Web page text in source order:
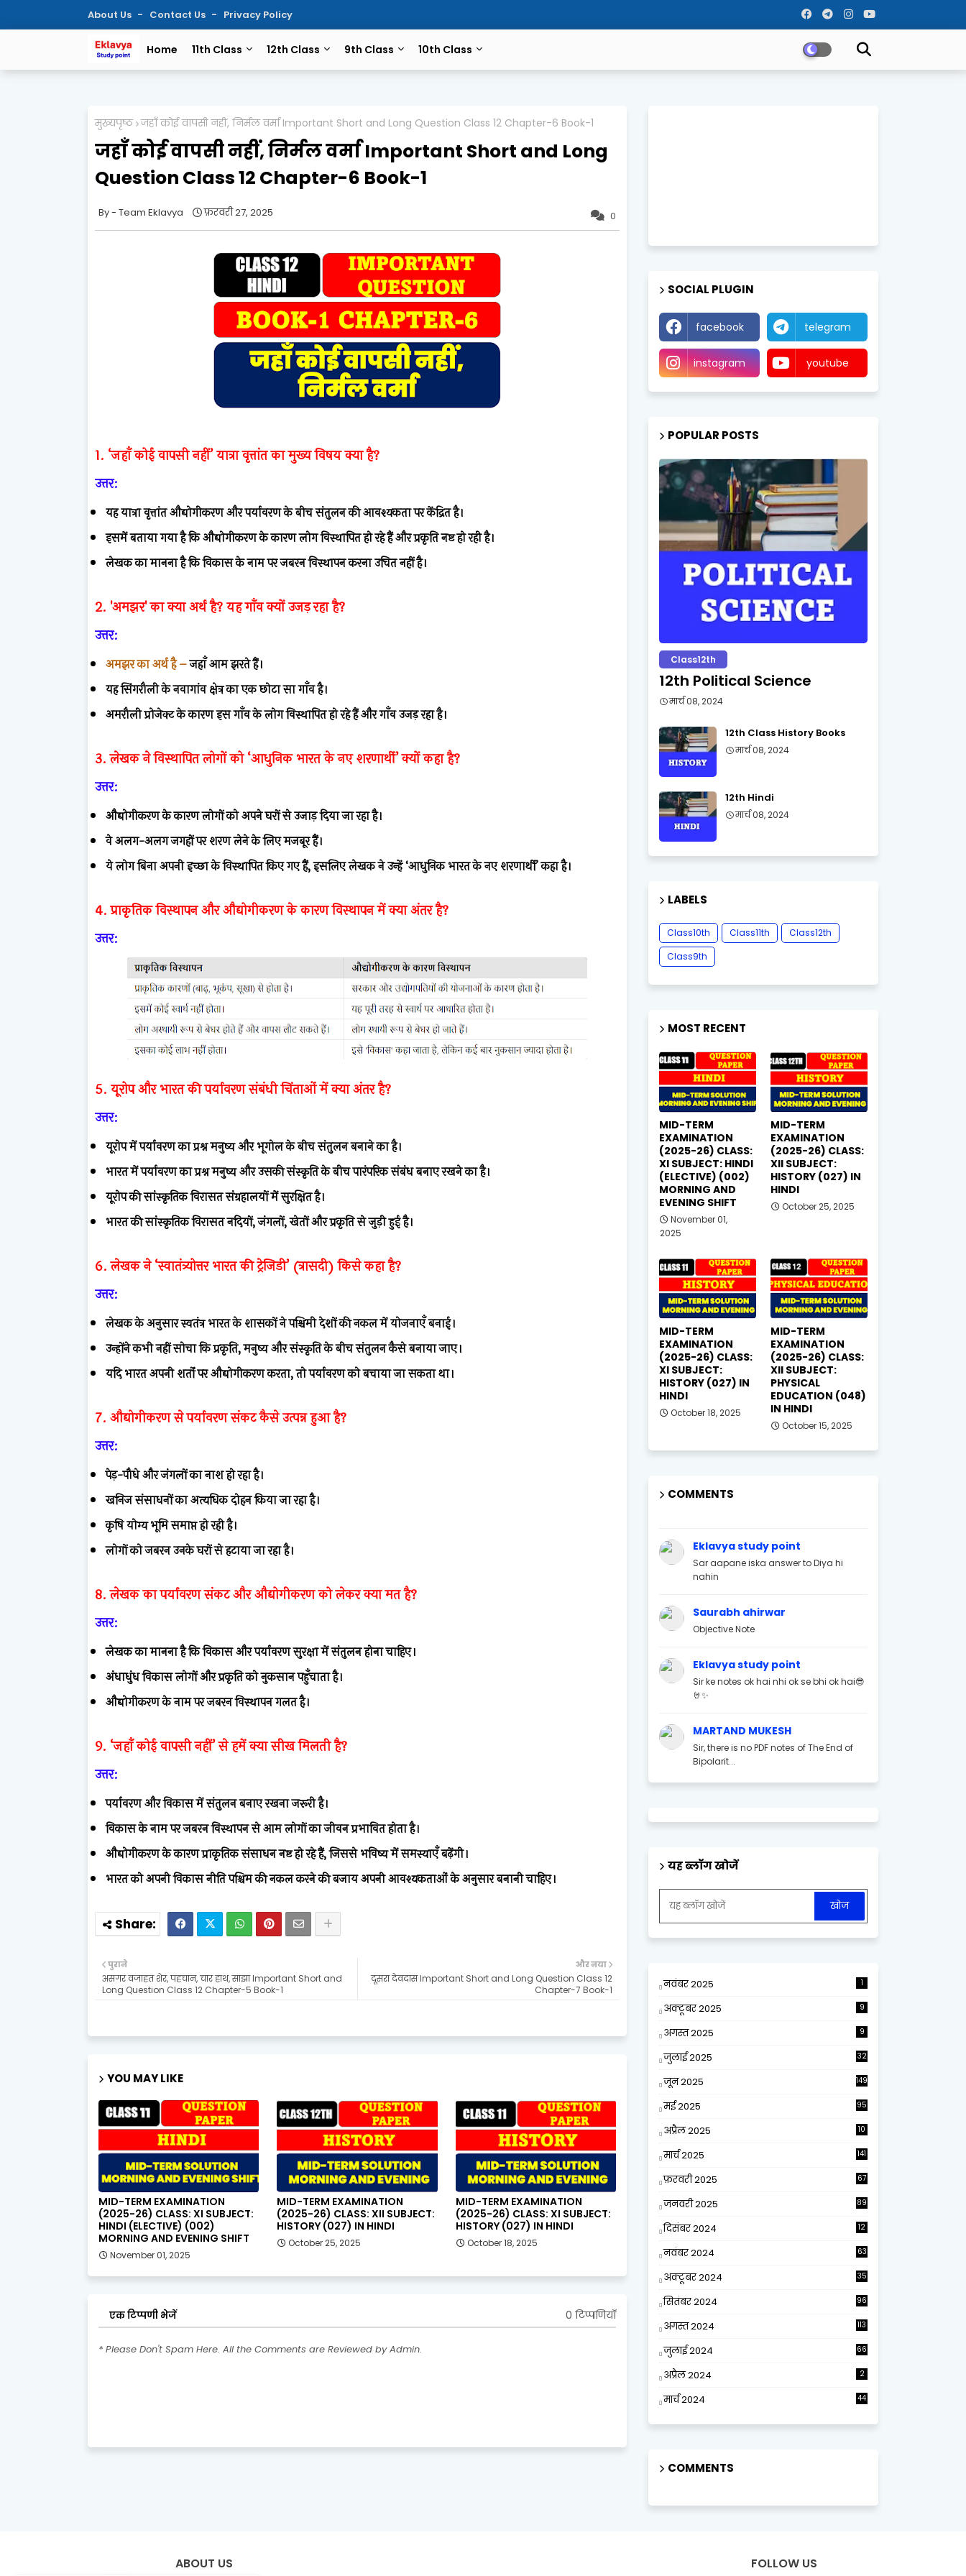
About Us Contact Us Privacy Policy
Home 11th Class 12th Class 9th Class 10th Class
मुख्यपृष्ठ जहाँ कोई वापसी नहीं, निर्मल वर्मा Important Short and Long Question Class 12 Chapter-6 Book-1
जहाँ कोई वापसी नहीं, निर्मल वर्मा Important Short and Long
Question Class 12 Chapter-6 Book-1
0
Team Eklavya फ़रवरी 27, 2025
1. ‘जहाँ कोई वापसी नहीं’ यात्रा वृत्तांत का मुख्य विषय क्या है?
उत्तर:
यह यात्रा वृत्तांत औद्योगीकरण और पर्यावरण के बीच संतुलन की आवश्यकता पर केंद्रित है।
इसमें बताया गया है कि औद्योगीकरण के कारण लोग विस्थापित हो रहे हैं और प्रकृति नष्ट हो रही है।
लेखक का मानना है कि विकास के नाम पर जबरन विस्थापन करना उचित नहीं है।
2. 'अमझर' का क्या अर्थ है? यह गाँव क्यों उजड़ रहा है?
उत्तर:
अमझर का अर्थ है –जहाँ आम झरते हैं।
यह सिंगरौली के नवागांव क्षेत्र का एक छोटा सा गाँव है।
अमरौली प्रोजेक्ट के कारण इस गाँव के लोग विस्थापित हो रहे हैं और गाँव उजड़ रहा है।
3. लेखक ने विस्थापित लोगों को ‘आधुनिक भारत के नए शरणार्थी’ क्यों कहा है?
उत्तर:
औद्योगीकरण के कारण लोगों को अपने घरों से उजाड़ दिया जा रहा है।
वे अलग-अलग जगहों पर शरण लेने के लिए मजबूर हैं।
ये लोग बिना अपनी इच्छा के विस्थापित किए गए हैं, इसलिए लेखक ने उन्हें ‘आधुनिक भारत के नए शरणार्थी’ कहा है।
4. प्राकृतिक विस्थापन और औद्योगीकरण के कारण विस्थापन में क्या अंतर है?
उत्तर:
5. यूरोप और भारत की पर्यावरण संबंधी चिंताओं में क्या अंतर है?
उत्तर:
यूरोप में पर्यावरण का प्रश्न मनुष्य और भूगोल के बीच संतुलन बनाने का है।
भारत में पर्यावरण का प्रश्न मनुष्य और उसकी संस्कृति के बीच पारंपरिक संबंध बनाए रखने का है।
यूरोप की सांस्कृतिक विरासत संग्रहालयों में सुरक्षित है।
भारत की सांस्कृतिक विरासत नदियों, जंगलों, खेतों और प्रकृति से जुड़ी हुई है।
6. लेखक ने ‘स्वातंत्र्योत्तर भारत की ट्रेजिडी’ (त्रासदी) किसे कहा है?
उत्तर:
लेखक के अनुसार स्वतंत्र भारत के शासकों ने पश्चिमी देशों की नकल में योजनाएँ बनाई।
उन्होंने कभी नहीं सोचा कि प्रकृति, मनुष्य और संस्कृति के बीच संतुलन कैसे बनाया जाए।
यदि भारत अपनी शर्तों पर औद्योगीकरण करता, तो पर्यावरण को बचाया जा सकता था।
7. औद्योगीकरण से पर्यावरण संकट कैसे उत्पन्न हुआ है?
उत्तर:
पेड़-पौधे और जंगलों का नाश हो रहा है।
खनिज संसाधनों का अत्यधिक दोहन किया जा रहा है।
कृषि योग्य भूमि समाप्त हो रही है।
लोगों को जबरन उनके घरों से हटाया जा रहा है।
8. लेखक का पर्यावरण संकट और औद्योगीकरण को लेकर क्या मत है?
उत्तर:
लेखक का मानना है कि विकास और पर्यावरण सुरक्षा में संतुलन होना चाहिए।
अंधाधुंध विकास लोगों और प्रकृति को नुकसान पहुँचाता है।
औद्योगीकरण के नाम पर जबरन विस्थापन गलत है।
9. ‘जहाँ कोई वापसी नहीं’ से हमें क्या सीख मिलती है?
उत्तर:
पर्यावरण और विकास में संतुलन बनाए रखना जरूरी है।
विकास के नाम पर जबरन विस्थापन से आम लोगों का जीवन प्रभावित होता है।
औद्योगीकरण के कारण प्राकृतिक संसाधन नष्ट हो रहे हैं, जिससे भविष्य में समस्याएँ बढ़ेंगी।
भारत को अपनी विकास नीति पश्चिम की नकल करने की बजाय अपनी आवश्यकताओं के अनुसार बनानी चाहिए।
और नया
दूसरा देवदास Important Short and Long Question Class 12
Chapter-7 Book-1
पुराने
असगर वजाहत शेर, पहचान, चार हाथ, साझा Important Short and
Long Question Class 12 Chapter-5 Book-1
YOU MAY LIKE
MID-TERM EXAMINATION
(2025-26) CLASS: XI SUBJECT:
HINDI (ELECTIVE) (002)
MORNING AND EVENING SHIFT
November 01, 2025
MID-TERM EXAMINATION
(2025-26) CLASS: XII SUBJECT:
HISTORY (027) IN HINDI
October 25, 2025
MID-TERM EXAMINATION
(2025-26) CLASS: XI SUBJECT:
HISTORY (027) IN HINDI
October 18, 2025
एक टिप्पणी भेजें 0 टिप्पणियाँ
* Please Don't Spam Here. All the Comments are Reviewed by Admin.
SOCIAL PLUGIN
facebook telegram
instagram youtube
POPULAR POSTS
Class12th
12th Political Science
मार्च 08, 2024
12th Class History Books
मार्च 08, 2024
12th Hindi
मार्च 08, 2024
LABELS
Class10th Class11th
Class12th
Class9th
MOST RECENT
MID-TERM
EXAMINATION
(2025-26) CLASS:
XI SUBJECT: HINDI
(ELECTIVE) (002)
MORNING AND
EVENING SHIFT
November 01,
2025
MID-TERM
EXAMINATION
(2025-26) CLASS:
XII SUBJECT:
HISTORY (027) IN
HINDI
October 25, 2025
MID-TERM
EXAMINATION
(2025-26) CLASS:
XI SUBJECT:
HISTORY (027) IN
HINDI
October 18, 2025
MID-TERM
EXAMINATION
(2025-26) CLASS:
XII SUBJECT:
PHYSICAL
EDUCATION (048)
IN HINDI
October 15, 2025
COMMENTS
Eklavya study point
Sar aapane iska answer to Diya hi
nahin
Saurabh ahirwar
Objective Note
Eklavya study point
Sir ke notes ok hai nhi ok se bhi ok hai😎
🤘✨
MARTAND MUKESH
Sir, there is no PDF notes of The End of
Bipolarit...
यह ब्लॉग खोजें
नवंबर 2025 1
अक्टूबर 2025 9
अगस्त 2025 9
जुलाई 2025 32
जून 2025 149
मई 2025 95
अप्रैल 2025
10
मार्च 2025 141
फ़रवरी 2025 67
जनवरी 2025 89
दिसंबर 2024
12
नवंबर 2024 63
अक्टूबर 2024 35
सितंबर 2024 96
अगस्त 2024 113
जुलाई 2024 66
अप्रैल 2024 2
मार्च 2024 44
COMMENTS
ABOUT US FOLLOW US